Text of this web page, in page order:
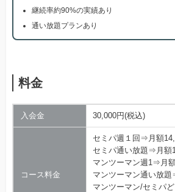
継続率約90%の実績あり
通い放題プランあり
料金
入会金 30,000円(税込)
コース料金
セミパ週１回⇒月額
セミパ通い放題⇒月額
マンツーマン週1⇒月
マンツーマン通い放
マンツーマン/セミパ